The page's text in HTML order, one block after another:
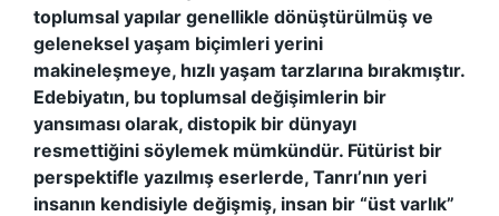
toplumsal yapılar genellikle dönüştürülmüş ve
geleneksel yaşam biçimleri yerini
makineleşmeye, hızlı yaşam tarzlarına bırakmıştır.
Edebiyatın, bu toplumsal değişimlerin bir
yansıması olarak, distopik bir dünyayı
resmettiğini söylemek mümkündür. Fütürist bir
perspektifle yazılmış eserlerde, Tanrı’nın yeri
insanın kendisiyle değişmiş, insan bir “üst varlık”